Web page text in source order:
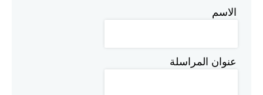
الاسم
عنوان المراسلة